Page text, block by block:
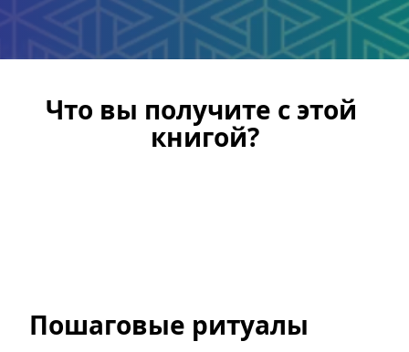
Что вы получите с этой
книгой?
Пошаговые ритуалы